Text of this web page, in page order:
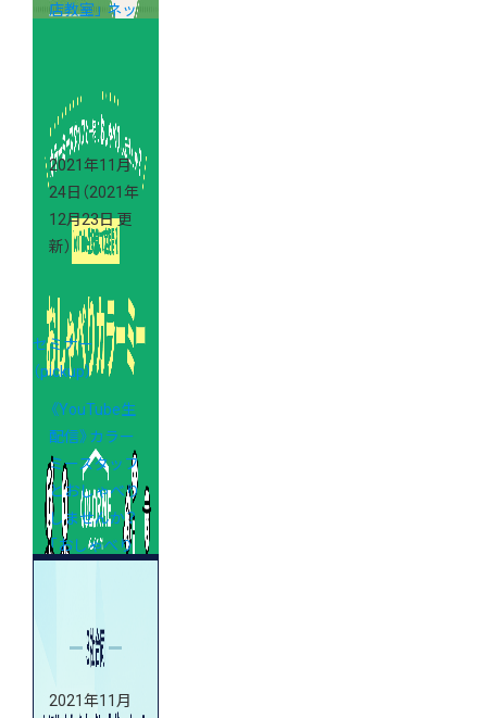
店教室」 ネッ
プン！
2021年11月
24日 （2021年
12月23日 更
新）
セミナー
（pickup）
《YouTube生
配信》カラー
ミースタッフ
とおしゃべり
しませんか？
「おしゃべり
2021年11月